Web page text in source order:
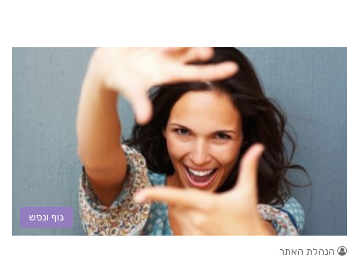
גוף ונפש
הנהלת האתר